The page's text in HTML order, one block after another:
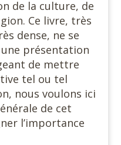
de la culture, de
Ce livre, très
dense, ne se
présentation
de mettre
tel ou tel
nous voulons ici
de cet
l’importance